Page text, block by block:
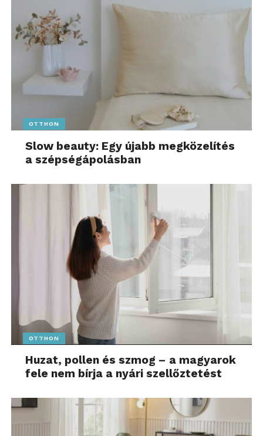
OTTHON
Slow beauty: Egy újabb megközelítés
a szépségápolásban
OTTHON
Huzat, pollen és szmog – a magyarok
fele nem bírja a nyári szellőztetést